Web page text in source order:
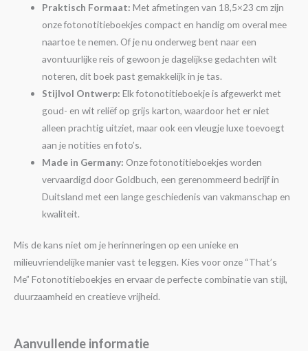
Praktisch Formaat: Met afmetingen van 18,5×23 cm zijn
onze fotonotitieboekjes compact en handig om overal mee
naartoe te nemen. Of je nu onderweg bent naar een
avontuurlijke reis of gewoon je dagelijkse gedachten wilt
noteren, dit boek past gemakkelijk in je tas.
Stijlvol Ontwerp: Elk fotonotitieboekje is afgewerkt met
goud- en wit reliëf op grijs karton, waardoor het er niet
alleen prachtig uitziet, maar ook een vleugje luxe toevoegt
aan je notities en foto’s.
Made in Germany: Onze fotonotitieboekjes worden
vervaardigd door Goldbuch, een gerenommeerd bedrijf in
Duitsland met een lange geschiedenis van vakmanschap en
kwaliteit.
Mis de kans niet om je herinneringen op een unieke en
milieuvriendelijke manier vast te leggen. Kies voor onze “That’s
Me” Fotonotitieboekjes en ervaar de perfecte combinatie van stijl,
duurzaamheid en creatieve vrijheid.
Aanvullende informatie